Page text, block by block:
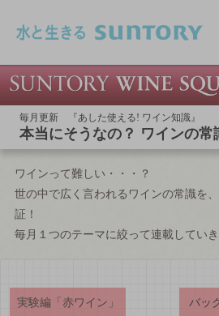
毎月更新 『あした使える! ワイン知識』
本当にそうなの？ ワインの常
ワインって難しい・・・？
世の中で広く言われるワインの常識を
証！
毎月１つのテーマに絞って連載していき
実験編「赤ワイン」 バッ